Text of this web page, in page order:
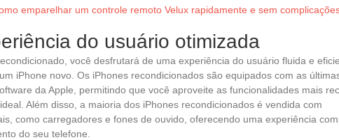
emparelhar um controle remoto Velux rapidamente e sem
do usuário otimizada
você desfrutará de uma experiência do usuário fluida e
iPhone novo. Os iPhones recondicionados são equipados com as
da Apple, permitindo que você aproveite as funcionalidades mais
Além disso, a maioria dos iPhones recondicionados é vendida com
como carregadores e fones de ouvido, oferecendo uma experiência
do seu telefone.